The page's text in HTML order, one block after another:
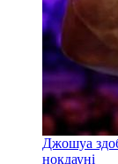
Джошуа
нокдауні